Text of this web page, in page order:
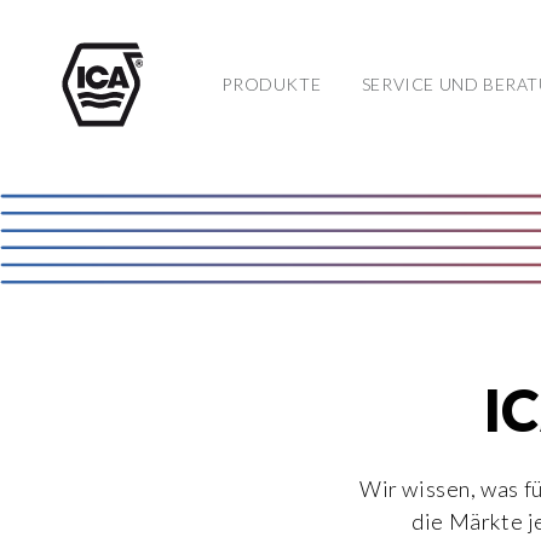
PRODUKTE SERVICE UND
Wir wissen, was
die Märkte